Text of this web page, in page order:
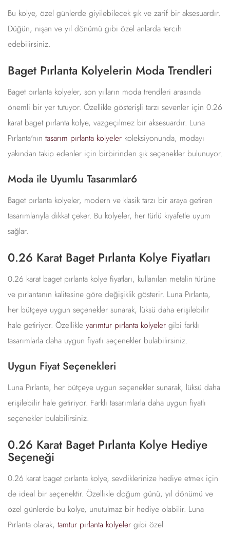
Bu kolye, özel günlerde giyilebilecek şık ve zarif bir aksesuardır.
Düğün, nişan ve yıl dönümü gibi özel anlarda tercih
edebilirsiniz.
Baget Pırlanta Kolyelerin Moda Trendleri
Baget pırlanta kolyeler, son yılların moda trendleri arasında
önemli bir yer tutuyor. Özellikle gösterişli tarzı sevenler için 0.26
karat baget pırlanta kolye, vazgeçilmez bir aksesuardır. Luna
Pırlanta'nın tasarım pırlanta kolyeler koleksiyonunda, modayı
yakından takip edenler için birbirinden şık seçenekler bulunuyor.
Moda ile Uyumlu Tasarımlar6
Baget pırlanta kolyeler, modern ve klasik tarzı bir araya getiren
tasarımlarıyla dikkat çeker. Bu kolyeler, her türlü kıyafetle uyum
sağlar.
0.26 Karat Baget Pırlanta Kolye Fiyatları
0.26 karat baget pırlanta kolye fiyatları, kullanılan metalin türüne
ve pırlantanın kalitesine göre değişiklik gösterir. Luna Pırlanta,
her bütçeye uygun seçenekler sunarak, lüksü daha erişilebilir
hale getiriyor. Özellikle yarımtur pırlanta kolyeler gibi farklı
tasarımlarla daha uygun fiyatlı seçenekler bulabilirsiniz.
Uygun Fiyat Seçenekleri
Luna Pırlanta, her bütçeye uygun seçenekler sunarak, lüksü daha
erişilebilir hale getiriyor. Farklı tasarımlarla daha uygun fiyatlı
seçenekler bulabilirsiniz.
0.26 Karat Baget Pırlanta Kolye Hediye
Seçeneği
0.26 karat baget pırlanta kolye, sevdiklerinize hediye etmek için
de ideal bir seçenektir. Özellikle doğum günü, yıl dönümü ve
özel günlerde bu kolye, unutulmaz bir hediye olabilir. Luna
Pırlanta olarak, tamtur pırlanta kolyeler gibi özel